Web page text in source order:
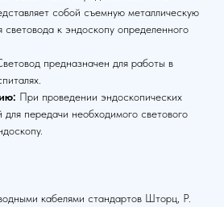
собой съемную металлическую
световода к эндоскопу определенного
предназначен для работы в
При проведении эндоскопических
передачи необходимого светового
кабелями стандартов Шторц, Р.